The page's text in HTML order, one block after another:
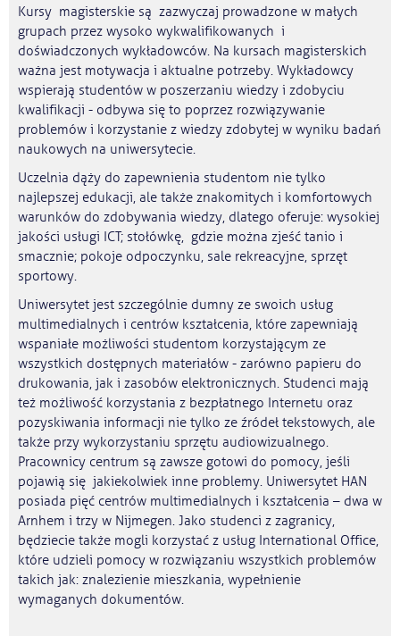
Kursy magisterskie są zazwyczaj prowadzone w małych
grupach przez wysoko wykwalifikowanych i
doświadczonych wykładowców. Na kursach magisterskich
ważna jest motywacja i aktualne potrzeby. Wykładowcy
wspierają studentów w poszerzaniu wiedzy i zdobyciu
kwalifikacji - odbywa się to poprzez rozwiązywanie
problemów i korzystanie z wiedzy zdobytej w wyniku badań
naukowych na uniwersytecie.
Uczelnia dąży do zapewnienia studentom nie tylko
najlepszej edukacji, ale także znakomitych i komfortowych
warunków do zdobywania wiedzy, dlatego oferuje: wysokiej
jakości usługi ICT; stołówkę, gdzie można zjeść tanio i
smacznie; pokoje odpoczynku, sale rekreacyjne, sprzęt
sportowy.
Uniwersytet jest szczególnie dumny ze swoich usług
multimedialnych i centrów kształcenia, które zapewniają
wspaniałe możliwości studentom korzystającym ze
wszystkich dostępnych materiałów - zarówno papieru do
drukowania, jak i zasobów elektronicznych. Studenci mają
też możliwość korzystania z bezpłatnego Internetu oraz
pozyskiwania informacji nie tylko ze źródeł tekstowych, ale
także przy wykorzystaniu sprzętu audiowizualnego.
Pracownicy centrum są zawsze gotowi do pomocy, jeśli
pojawią się jakiekolwiek inne problemy. Uniwersytet HAN
posiada pięć centrów multimedialnych i kształcenia – dwa w
Arnhem i trzy w Nijmegen. Jako studenci z zagranicy,
będziecie także mogli korzystać z usług International Office,
które udzieli pomocy w rozwiązaniu wszystkich problemów
takich jak: znalezienie mieszkania, wypełnienie
wymaganych dokumentów.